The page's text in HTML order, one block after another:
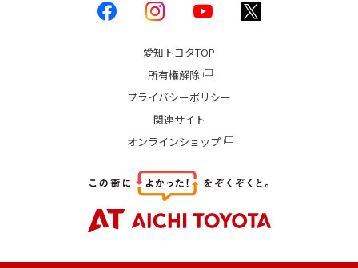
愛知トヨタTOP
所有権解除
プライバシーポリシー
関連サイト
オンラインショップ